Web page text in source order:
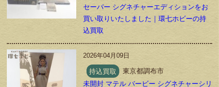
セーバー シグネチャーエディションをお
買い取りいたしました｜環七ホビーの持
込買取
2026年04月09日
持込買取
東京都調布市
未開封 マテル バービー シグネチャーシリ